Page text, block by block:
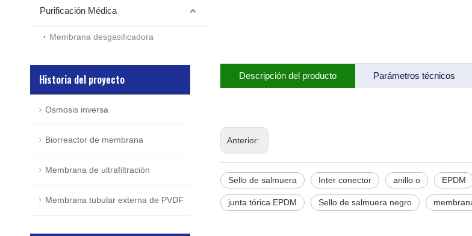
Purificación Médica
Membrana desgasificadora
Historia del proyecto
Osmosis inversa
Biorreactor de membrana
Membrana de ultrafiltración
Membrana tubular externa de PVDF
Descripción del producto Parámetros técnicos
Anterior:
Sello de salmuera Inter conector anillo o EPDM
junta tórica EPDM Sello de salmuera negro